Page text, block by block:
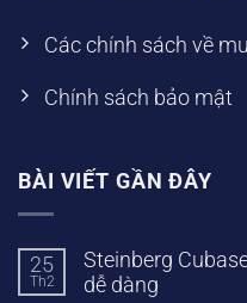
Các chính sách về
Chính sách bảo mật
BÀI VIẾT GẦN ĐÂY
25
Th2
Steinberg
dễ dàng